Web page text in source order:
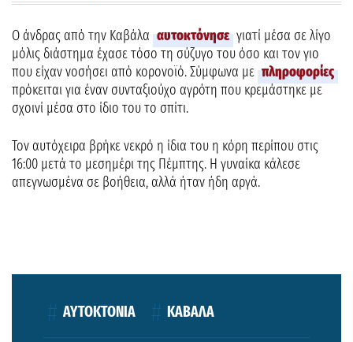
Ο άνδρας από την Καβάλα αυτοκτόνησε γιατί μέσα σε λίγο
μόλις διάστημα έχασε τόσο τη σύζυγο του όσο και τον γιο
που είχαν νοσήσει από κορoνοϊό. Σύμφωνα με πληροφορίες
πρόκειται για έναν συνταξιούχο αγρότη που κρεμάστηκε με
σχοινί μέσα στο ίδιο του το σπίτι.
Τον αυτόχειρα βρήκε νεκρό η ίδια του η κόρη περίπου στις
16:00 μετά το μεσημέρι της Πέμπτης. Η γυναίκα κάλεσε
απεγνωσμένα σε βοήθεια, αλλά ήταν ήδη αργά.
ΑΥΤΟΚΤΟΝΙΑ ΚΑΒΑΛΑ